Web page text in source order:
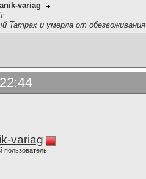
variag
Tampax и умерла от
variag
пользователь